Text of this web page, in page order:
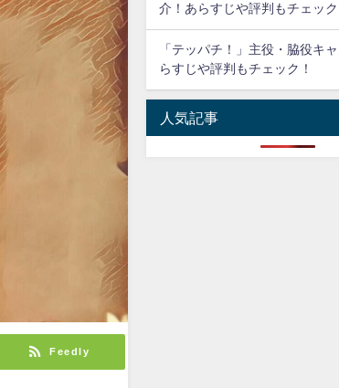
Feedly
介！あらすじや評判もチェック
「テッパチ！」主役・脇役キ
らすじや評判もチェック！
人気記事